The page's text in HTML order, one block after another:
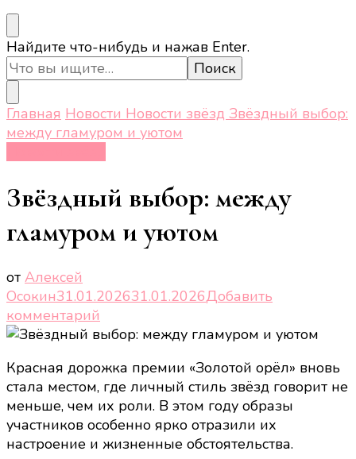
Ищите
что-
то?
Найдите что-нибудь и нажав Enter.
Главная Новости Новости звёзд Звёздный выбор:
между гламуром и уютом
Звёздный выбор: между
гламуром и уютом
от Алексей
Осокин31.01.202631.01.2026Добавить
комментарий
записи
выбор:
между
гламуром
и
уютом
Красная дорожка премии «Золотой орёл» вновь
стала местом, где личный стиль звёзд говорит не
меньше, чем их роли. В этом году образы
участников особенно ярко отразили их
настроение и жизненные обстоятельства.